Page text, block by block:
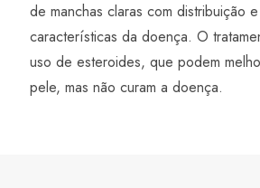
de manchas claras com distribuição
características da doença. O
uso de esteroides, que podem
pele, mas não curam a doença.